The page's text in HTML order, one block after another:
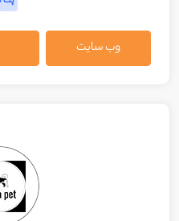
وب سایت